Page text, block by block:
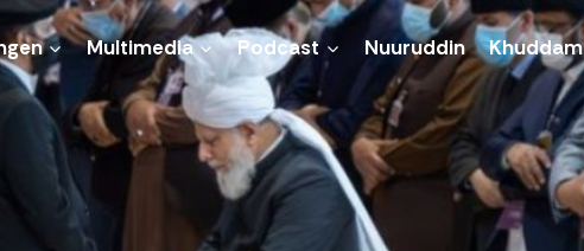
Multimedia Podcast Nuuruddin